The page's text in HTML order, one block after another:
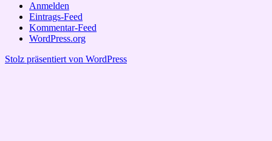
Anmelden
Eintrags-Feed
Kommentar-Feed
WordPress.org
Stolz präsentiert von WordPress